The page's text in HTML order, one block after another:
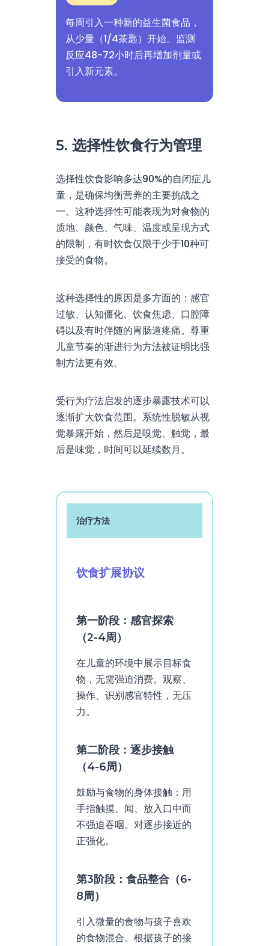
每周引入一种新的益生菌食品，
从少量（1/4茶匙）开始。监测
反应48-72小时后再增加剂量或
引入新元素。
5. 选择性饮食行为管理
选择性饮食影响多达90%的自闭症儿
童，是确保均衡营养的主要挑战之
一。这种选择性可能表现为对食物的
质地、颜色、气味、温度或呈现方式
的限制，有时饮食仅限于少于10种可
接受的食物。
这种选择性的原因是多方面的：感官
过敏、认知僵化、饮食焦虑、口腔障
碍以及有时伴随的胃肠道疼痛。尊重
儿童节奏的渐进行为方法被证明比强
制方法更有效。
受行为疗法启发的逐步暴露技术可以
逐渐扩大饮食范围。系统性脱敏从视
觉暴露开始，然后是嗅觉、触觉，最
后是味觉，时间可以延续数月。
治疗方法
饮食扩展协议
第一阶段：感官探索
（2-4周）
在儿童的环境中展示目标食
物，无需强迫消费。观察、
操作、识别感官特性，无压
力。
第二阶段：逐步接触
（4-6周）
鼓励与食物的身体接触：用
手指触摸、闻、放入口中而
不强迫吞咽。对逐步接近的
正强化。
第3阶段：食品整合（6-
8周）
引入微量的食物与孩子喜欢
的食物混合。根据孩子的接